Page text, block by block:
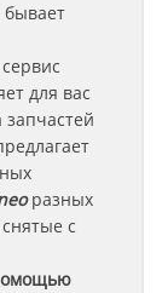
бывает
для вас
разных
с